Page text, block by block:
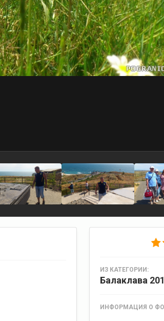
ИЗ КАТЕГОРИИ:
Балаклава
ИНФОРМАЦИЯ О